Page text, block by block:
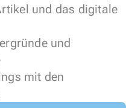
und das digitale
und
mit den